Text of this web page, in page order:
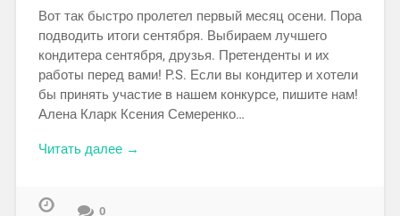
Вот так быстро пролетел первый месяц осени. Пора
подводить итоги сентября. Выбираем лучшего
кондитера сентября, друзья. Претенденты и их
работы перед вами! P.S. Если вы кондитер и хотели
бы принять участие в нашем конкурсе, пишите нам!
Алена Кларк Ксения Семеренко…
Читать далее →
0